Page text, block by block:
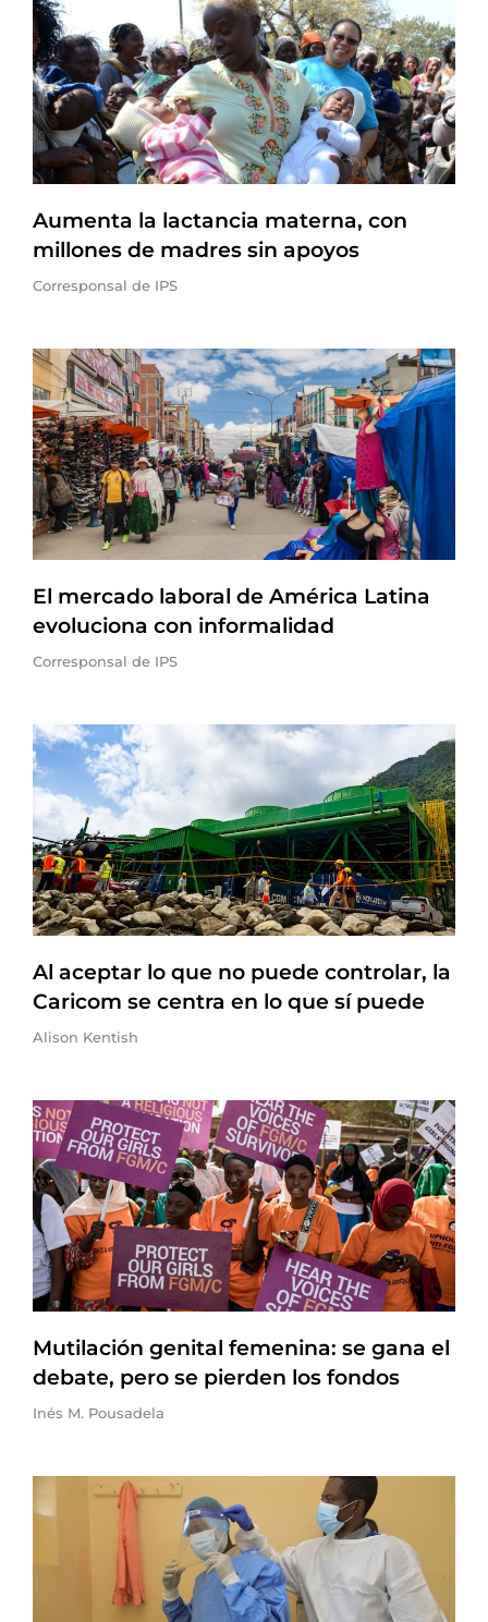
Aumenta la lactancia materna, con
millones de madres sin apoyos
Corresponsal de IPS
El mercado laboral de América Latina
evoluciona con informalidad
Corresponsal de IPS
Al aceptar lo que no puede controlar, la
Caricom se centra en lo que sí puede
Alison Kentish
Mutilación genital femenina: se gana el
debate, pero se pierden los fondos
Inés M. Pousadela